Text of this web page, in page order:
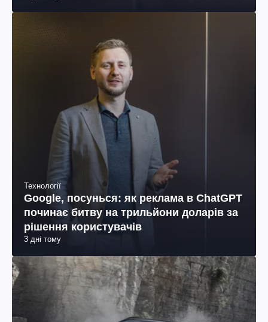
Технології
Google, посунься: як реклама в ChatGPT
починає битву на трильйони доларів за
рішення користувачів
3 дні тому